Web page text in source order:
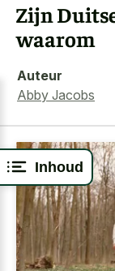
Inhoud
Zijn
waarom
Auteur
Abby Jacobs